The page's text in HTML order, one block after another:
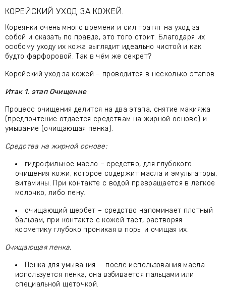
КОРЕЙСКИЙ УХОД ЗА КОЖЕЙ.
Кореянки очень много времени и сил тратят на уход за
собой и сказать по правде, это того стоит. Благодаря их
особому уходу их кожа выглядит идеально чистой и как
будто фарфоровой. Так в чём же секрет?
Корейский уход за кожей – проводится в несколько этапов.
Итак 1. этап Очищение.
Процесс очищения делится на два этапа, снятие макияжа
(предпочтение отдаётся средствам на жирной основе) и
умывание (очищающая пенка).
Средства на жирной основе:
гидрофильное масло – средство, для глубокого
очищения кожи, которое содержит масла и эмульгаторы,
витамины. При контакте с водой превращается в легкое
молочко, либо пену.
очищающий щербет – средство напоминает плотный
бальзам, при контакте с кожей тает, растворяя
косметику глубоко проникая в поры и очищая их.
Очищающая пенка.
Пенка для умывания — после использования масла
используется пенка, она взбивается пальцами или
специальной щеточкой.